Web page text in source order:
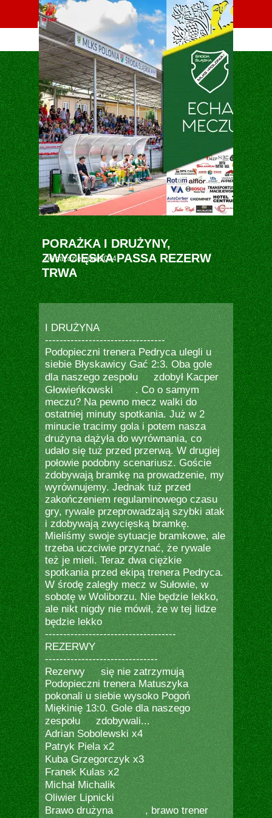
I DRUŻYNA
---------------------------------
Podopieczni trenera Pedryca ulegli u
siebie Błyskawicy Gać 2:3. Oba gole
dla naszego zespołu
zdobył Kacper
Głowieńkowski
. Co o samym
meczu? Na pewno mecz walki do
ostatniej minuty spotkania. Już w 2
minucie tracimy gola i potem nasza
drużyna dążyła do wyrównania, co
udało się tuż przed przerwą. W drugiej
połowie podobny scenariusz. Goście
zdobywają bramkę na prowadzenie, my
wyrównujemy. Jednak tuż przed
zakończeniem regulaminowego czasu
gry, rywale przeprowadzają szybki atak
i zdobywają zwycięską bramkę.
Mieliśmy swoje sytuacje bramkowe, ale
trzeba uczciwie przyznać, że rywale
też je mieli. Teraz dwa ciężkie
spotkania przed ekipą trenera Pedryca.
W środę zaległy mecz w Sułowie, w
sobotę w Woliborzu. Nie będzie lekko,
ale nikt nigdy nie mówił, że w tej lidze
będzie lekko
------------------------------------
REZERWY
-------------------------------
Rezerwy
się nie zatrzymują
Podopieczni trenera Matuszyka
pokonali u siebie wysoko Pogoń
Miękinię 13:0. Gole dla naszego
zespołu
zdobywali...
Adrian Sobolewski x4
Patryk Piela x2
Kuba Grzegorczyk x3
Franek Kulas x2
Michał Michalik
Oliwier Lipnicki
Brawo drużyna
, brawo trener
06 października 2024
PORAŻKA I DRUŻYNY,
ZWYCIĘSKA PASSA REZERW
TRWA
Oficjalna strona MLKS POLONIA Środa Śląska